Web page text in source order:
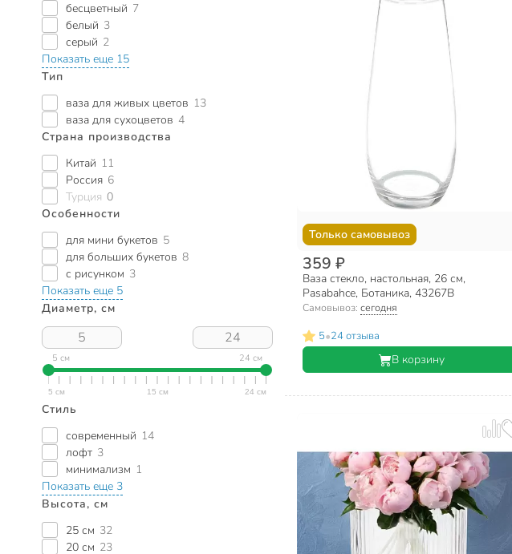
бесцветный 7
белый 3
серый 2
Показать еще 15
Тип
ваза для живых цветов 13
ваза для сухоцветов 4
Страна производства
Китай 11
Россия 6
Турция 0
Особенности
для мини букетов 5
для больших букетов 8
с рисунком 3
Показать еще 5
Диаметр, см
5 см 24 см
Стиль
современный 14
лофт 3
минимализм 1
Показать еще 3
Высота, см
25 см 32
20 см 23
Только самовывоз
359 ₽
Ваза стекло, настольная, 26 см,
Pasabahce, Ботаника, 43267B
Самовывоз: сегодня
5•24 отзыва
В корзину